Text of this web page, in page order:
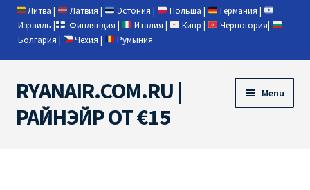
Литва | Латвия | Эстония | Польша | Германия |
Израиль | Финляндия | Италия | Кипр | Черногория|
Болгария | Чехия | Румыния
Skip
to
navigation
Skip
to
content
RYANAIR.COM.RU |
РАЙНЭЙР ОТ €15
Menu